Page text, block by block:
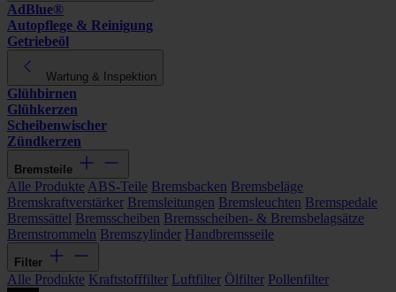
AdBlue®
Autopflege & Reinigung
Getriebeöl
Wartung & Inspektion
Glühbirnen
Glühkerzen
Scheibenwischer
Zündkerzen
Bremsteile
Alle Produkte ABS-Teile Bremsbacken Bremsbeläge
Bremskraftverstärker Bremsleitungen Bremsleuchten Bremspedale
Bremssättel Bremsscheiben Bremsscheiben- & Bremsbelagsätze
Bremstrommeln Bremszylinder Handbremsseile
Filter
Alle Produkte Kraftstofffilter Luftfilter Ölfilter Pollenfilter